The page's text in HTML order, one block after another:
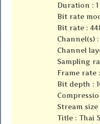
Duration : 1
Bit rate
Bit rate :
Channel(s)
Channel
Sampling
Frame rate :
Bit depth :
Stream size
Title : Thai